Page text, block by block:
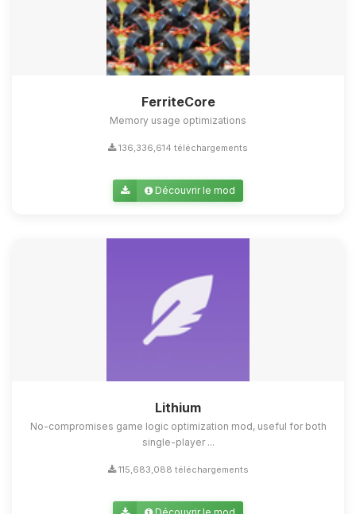
FerriteCore
Memory usage optimizations
136,336,614 téléchargements
Découvrir le mod
Lithium
No-compromises game logic optimization mod, useful for both
single-player ...
115,683,088 téléchargements